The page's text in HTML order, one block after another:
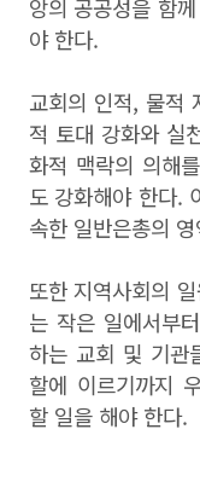
앙의 공공성을 함
야 한다.
교회의 인적, 물적
적 토대 강화와 실
화적 맥락의 의해
도 강화해야 한다.
속한 일반은총의
또한 지역사회의
는 작은 일에서부
하는 교회 및 기관
할에 이르기까지
할 일을 해야 한다.